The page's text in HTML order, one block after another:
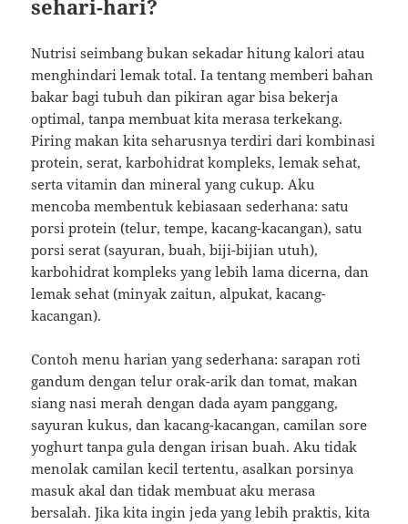
sehari-hari?
Nutrisi seimbang bukan sekadar hitung kalori atau
menghindari lemak total. Ia tentang memberi bahan
bakar bagi tubuh dan pikiran agar bisa bekerja
optimal, tanpa membuat kita merasa terkekang.
Piring makan kita seharusnya terdiri dari kombinasi
protein, serat, karbohidrat kompleks, lemak sehat,
serta vitamin dan mineral yang cukup. Aku
mencoba membentuk kebiasaan sederhana: satu
porsi protein (telur, tempe, kacang-kacangan), satu
porsi serat (sayuran, buah, biji-bijian utuh),
karbohidrat kompleks yang lebih lama dicerna, dan
lemak sehat (minyak zaitun, alpukat, kacang-
kacangan).
Contoh menu harian yang sederhana: sarapan roti
gandum dengan telur orak-arik dan tomat, makan
siang nasi merah dengan dada ayam panggang,
sayuran kukus, dan kacang-kacangan, camilan sore
yoghurt tanpa gula dengan irisan buah. Aku tidak
menolak camilan kecil tertentu, asalkan porsinya
masuk akal dan tidak membuat aku merasa
bersalah. Jika kita ingin jeda yang lebih praktis, kita